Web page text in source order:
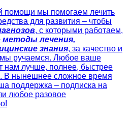
помощи мы помогаем лечить
для развития – чтобы
, с которыми работаем,
лечения,
знания, за качество и
мы ручаемся. Любое ваше
нам лучше, полнее, быстрее
В нынешнее сложное время
поддержка – подписка на
любое разовое